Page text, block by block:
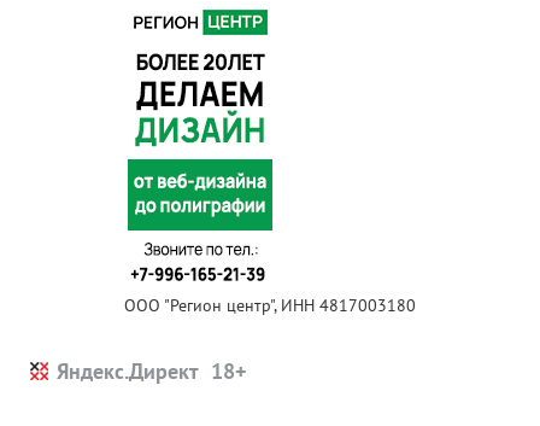
ООО "Регион центр", ИНН 4817003180
Яндекс.Директ